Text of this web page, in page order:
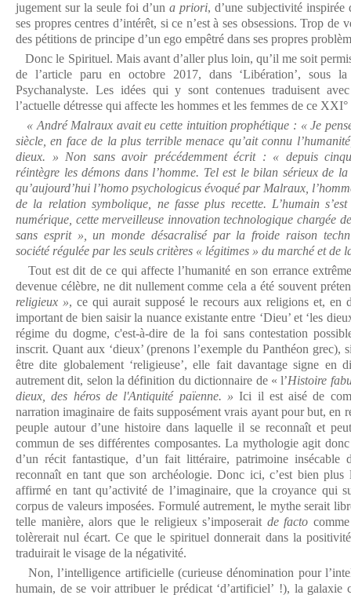
jugement sur la seule foi d’un a priori, d’une subjectivité
ses propres centres d’intérêt, si ce n’est à ses obsessions. Trop de
des pétitions de principe d’un ego empêtré dans ses propres
Donc le Spirituel. Mais avant d’aller plus loin, qu’il me soit
de l’article paru en octobre 2017, dans ‘Libération’, sous
Psychanalyste. Les idées qui y sont contenues traduisent
l’actuelle détresse qui affecte les hommes et les femmes de ce XXI°
« André Malraux avait eu cette intuition prophétique : « Je
siècle, en face de la plus terrible menace qu’ait connu
dieux. » Non sans avoir précédemment écrit : « depuis
réintègre les démons dans l’homme. Tel est le bilan sérieux de
qu’aujourd’hui l’homo psychologicus évoqué par Malraux,
de la relation symbolique, ne fasse plus recette. L’humain
numérique, cette merveilleuse innovation technologique chargée
sans esprit », un monde désacralisé par la froide raison
société régulée par les seuls critères « légitimes » du marché et de
Tout est dit de ce qui affecte l’humanité en son errance
devenue célèbre, ne dit nullement comme cela a été souvent
religieux », ce qui aurait supposé le recours aux religions et,
important de bien saisir la nuance existante entre ‘Dieu’ et ‘les
régime du dogme, c'est-à-dire de la foi sans contestation
inscrit. Quant aux ‘dieux’ (prenons l’exemple du Panthéon grec),
être dite globalement ‘religieuse’, elle fait davantage signe en
autrement dit, selon la définition du dictionnaire de « l’Histoire
dieux, des héros de l'Antiquité païenne. » Ici il est aisé de
narration imaginaire de faits supposément vrais ayant pour but, en
peuple autour d’une histoire dans laquelle il se reconnaît et
commun de ses différentes composantes. La mythologie agit
d’un récit fantastique, d’un fait littéraire, patrimoine insécable
reconnaît en tant que son archéologie. Donc ici, c’est bien
affirmé en tant qu’activité de l’imaginaire, que la croyance qui
corpus de valeurs imposées. Formulé autrement, le mythe serait
telle manière, alors que le religieux s’imposerait de facto
tolèrerait nul écart. Ce que le spirituel donnerait dans la
traduirait le visage de la négativité.
Non, l’intelligence artificielle (curieuse dénomination pour
humain, de se voir attribuer le prédicat ‘d’artificiel’ !), la galaxie